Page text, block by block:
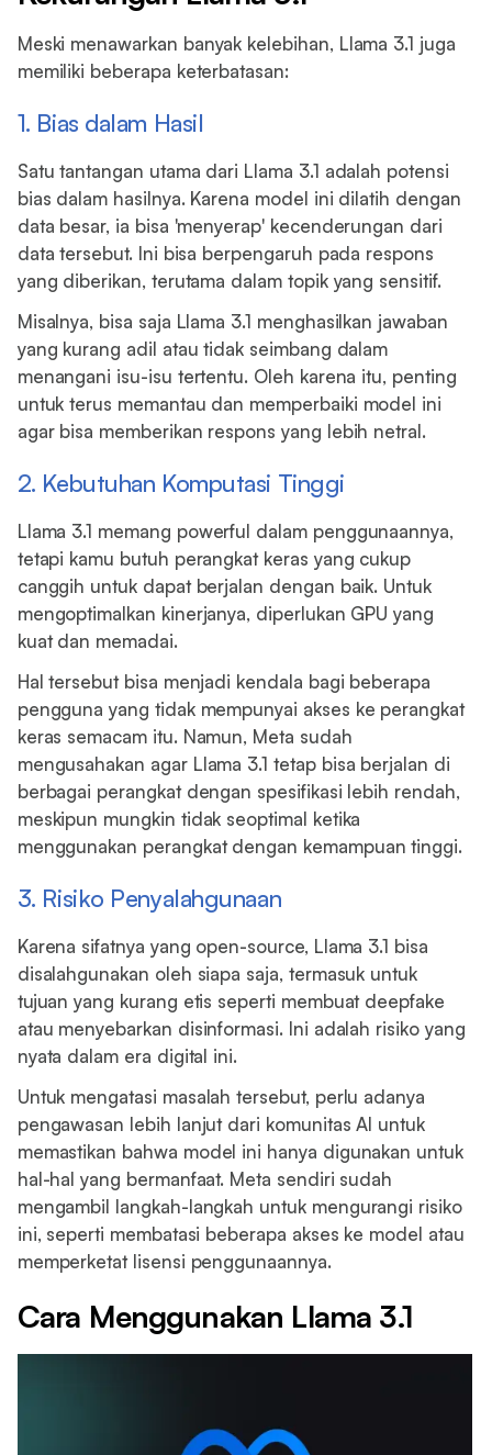
Meski menawarkan banyak kelebihan, Llama 3.1 juga
memiliki beberapa keterbatasan:
1. Bias dalam Hasil
Satu tantangan utama dari Llama 3.1 adalah potensi
bias dalam hasilnya. Karena model ini dilatih dengan
data besar, ia bisa 'menyerap' kecenderungan dari
data tersebut. Ini bisa berpengaruh pada respons
yang diberikan, terutama dalam topik yang sensitif.
Misalnya, bisa saja Llama 3.1 menghasilkan jawaban
yang kurang adil atau tidak seimbang dalam
menangani isu-isu tertentu. Oleh karena itu, penting
untuk terus memantau dan memperbaiki model ini
agar bisa memberikan respons yang lebih netral.
2. Kebutuhan Komputasi Tinggi
Llama 3.1 memang powerful dalam penggunaannya,
tetapi kamu butuh perangkat keras yang cukup
canggih untuk dapat berjalan dengan baik. Untuk
mengoptimalkan kinerjanya, diperlukan GPU yang
kuat dan memadai.
Hal tersebut bisa menjadi kendala bagi beberapa
pengguna yang tidak mempunyai akses ke perangkat
keras semacam itu. Namun, Meta sudah
mengusahakan agar Llama 3.1 tetap bisa berjalan di
berbagai perangkat dengan spesifikasi lebih rendah,
meskipun mungkin tidak seoptimal ketika
menggunakan perangkat dengan kemampuan tinggi.
3. Risiko Penyalahgunaan
Karena sifatnya yang open-source, Llama 3.1 bisa
disalahgunakan oleh siapa saja, termasuk untuk
tujuan yang kurang etis seperti membuat deepfake
atau menyebarkan disinformasi. Ini adalah risiko yang
nyata dalam era digital ini.
Untuk mengatasi masalah tersebut, perlu adanya
pengawasan lebih lanjut dari komunitas AI untuk
memastikan bahwa model ini hanya digunakan untuk
hal-hal yang bermanfaat. Meta sendiri sudah
mengambil langkah-langkah untuk mengurangi risiko
ini, seperti membatasi beberapa akses ke model atau
memperketat lisensi penggunaannya.
Cara Menggunakan Llama 3.1